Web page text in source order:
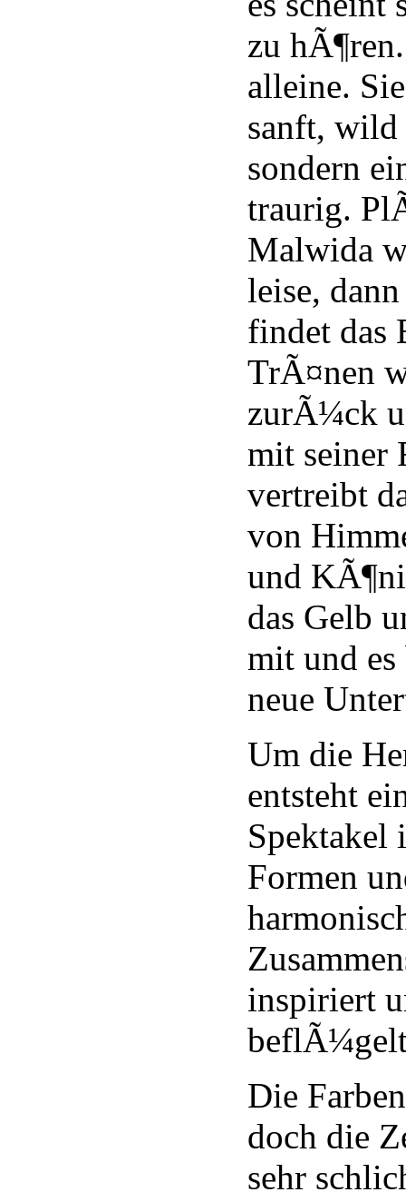
zu
alleine.
sanft, wild
sondern
traurig.
Malwida
leise,
findet das
TrÃ¤nen
zurÃ¼ck
mit seiner
vertreibt
von
und
das Gelb
mit und
neue
Um die
entsteht
Spektakel
Formen
inspiriert
Die
doch die
sehr